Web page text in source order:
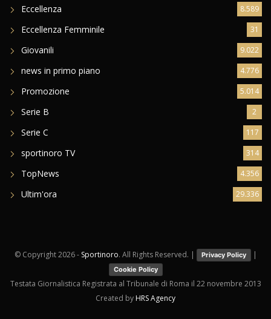
Eccellenza 8.589
Eccellenza Femminile 31
Giovanili 9.022
news in primo piano 4.776
Promozione 5.014
Serie B 2
Serie C 117
sportinoro TV 314
TopNews 4.356
Ultim'ora 29.336
© Copyright2026 - Sportinoro. All Rights Reserved. | Privacy Policy |
Cookie Policy
Testata Giornalistica Registrata al Tribunale di Roma il 22 novembre 2013
Created by HRS Agency